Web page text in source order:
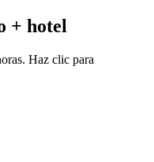
+ hotel
Haz clic para